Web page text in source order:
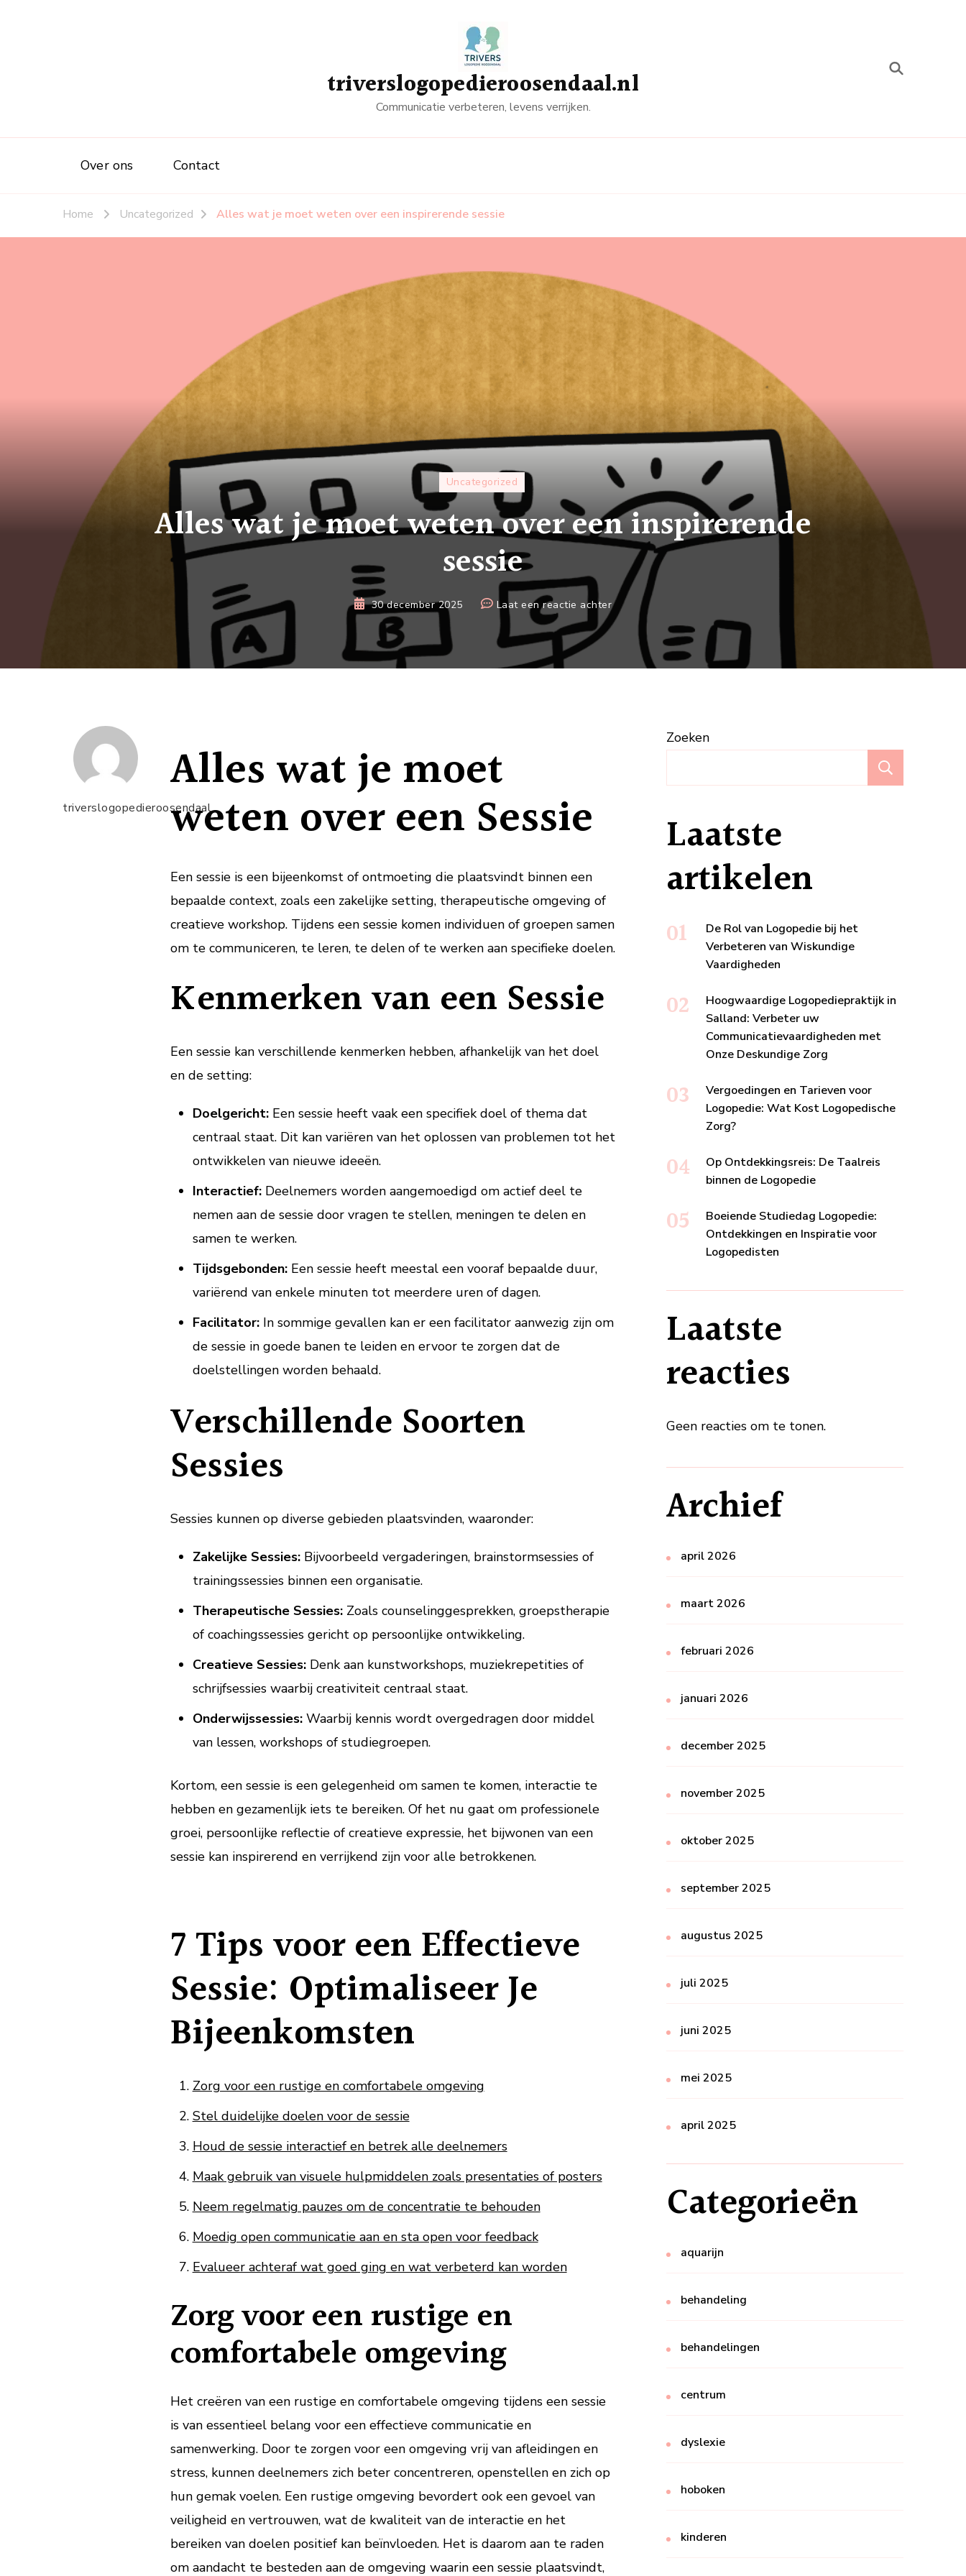
triverslogopedieroosendaal.nl
Communicatie verbeteren, levens verrijken.
Over ons Contact
Home Uncategorized Alles wat je moet weten over een inspirerende sessie
Uncategorized
Alles wat je moet weten over een inspirerende
sessie
30 december 2025 Laat een reactie achterop
Alles
inspirerende
triverslogopedieroosendaal
Alles wat je moet
weten over een Sessie
Een sessie is een bijeenkomst of ontmoeting die plaatsvindt binnen een
bepaalde context, zoals een zakelijke setting, therapeutische omgeving of
creatieve workshop. Tijdens een sessie komen individuen of groepen samen
om te communiceren, te leren, te delen of te werken aan specifieke doelen.
Kenmerken van een Sessie
Een sessie kan verschillende kenmerken hebben, afhankelijk van het doel
en de setting:
Doelgericht:Een sessie heeft vaak een specifiek doel of thema dat
centraal staat. Dit kan variëren van het oplossen van problemen tot het
ontwikkelen van nieuwe ideeën.
Interactief:Deelnemers worden aangemoedigd om actief deel te
nemen aan de sessie door vragen te stellen, meningen te delen en
samen te werken.
Tijdsgebonden:Een sessie heeft meestal een vooraf bepaalde duur,
variërend van enkele minuten tot meerdere uren of dagen.
Facilitator:In sommige gevallen kan er een facilitator aanwezig zijn om
de sessie in goede banen te leiden en ervoor te zorgen dat de
doelstellingen worden behaald.
Verschillende Soorten
Sessies
Sessies kunnen op diverse gebieden plaatsvinden, waaronder:
Zakelijke Sessies:Bijvoorbeeld vergaderingen, brainstormsessies of
trainingssessies binnen een organisatie.
Therapeutische Sessies:Zoals counselinggesprekken, groepstherapie
of coachingssessies gericht op persoonlijke ontwikkeling.
Creatieve Sessies:Denk aan kunstworkshops, muziekrepetities of
schrijfsessies waarbij creativiteit centraal staat.
Onderwijssessies:Waarbij kennis wordt overgedragen door middel
van lessen, workshops of studiegroepen.
Kortom, een sessie is een gelegenheid om samen te komen, interactie te
hebben en gezamenlijk iets te bereiken. Of het nu gaat om professionele
groei, persoonlijke reflectie of creatieve expressie, het bijwonen van een
sessie kan inspirerend en verrijkend zijn voor alle betrokkenen.
7 Tips voor een Effectieve
Sessie: Optimaliseer Je
Bijeenkomsten
Zorg voor een rustige en comfortabele omgeving
Stel duidelijke doelen voor de sessie
Houd de sessie interactief en betrek alle deelnemers
Maak gebruik van visuele hulpmiddelen zoals presentaties of posters
Neem regelmatig pauzes om de concentratie te behouden
Moedig open communicatie aan en sta open voor feedback
Evalueer achteraf wat goed ging en wat verbeterd kan worden
Zorg voor een rustige en
comfortabele omgeving
Het creëren van een rustige en comfortabele omgeving tijdens een sessie
is van essentieel belang voor een effectieve communicatie en
samenwerking. Door te zorgen voor een omgeving vrij van afleidingen en
stress, kunnen deelnemers zich beter concentreren, openstellen en zich op
hun gemak voelen. Een rustige omgeving bevordert ook een gevoel van
veiligheid en vertrouwen, wat de kwaliteit van de interactie en het
bereiken van doelen positief kan beïnvloeden. Het is daarom aan te raden
om aandacht te besteden aan de omgeving waarin een sessie plaatsvindt,
Zoeken
Laatste
artikelen
De Rol van Logopedie bij het
Verbeteren van Wiskundige
Vaardigheden
Hoogwaardige Logopediepraktijk in
Salland: Verbeter uw
Communicatievaardigheden met
Onze Deskundige Zorg
Vergoedingen en Tarieven voor
Logopedie: Wat Kost Logopedische
Zorg?
Op Ontdekkingsreis: De Taalreis
binnen de Logopedie
Boeiende Studiedag Logopedie:
Ontdekkingen en Inspiratie voor
Logopedisten
Laatste
reacties
Geen reacties om te tonen.
Archief
april 2026
maart 2026
februari 2026
januari 2026
december 2025
november 2025
oktober 2025
september 2025
augustus 2025
juli 2025
juni 2025
mei 2025
april 2025
Categorieën
aquarijn
behandeling
behandelingen
centrum
dyslexie
hoboken
kinderen